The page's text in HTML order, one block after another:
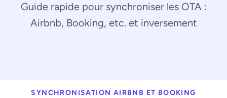
Guide rapide pour synchroniser les OTA :
Airbnb, Booking, etc. et inversement
SYNCHRONISATION AIRBNB ET BOOKING